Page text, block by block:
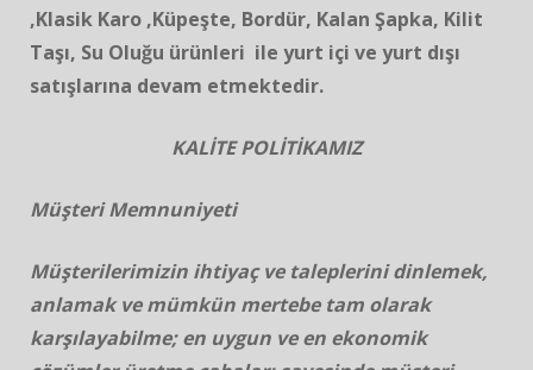
,Klasik Karo ,Küpeşte, Bordür, Kalan Şapka, Kilit
Taşı, Su Oluğu ürünleri ile yurt içi ve yurt dışı
satışlarına devam etmektedir.
KALİTE POLİTİKAMIZ
Müşteri Memnuniyeti
Müşterilerimizin ihtiyaç ve taleplerini dinlemek,
anlamak ve mümkün mertebe tam olarak
karşılayabilme; en uygun ve en ekonomik